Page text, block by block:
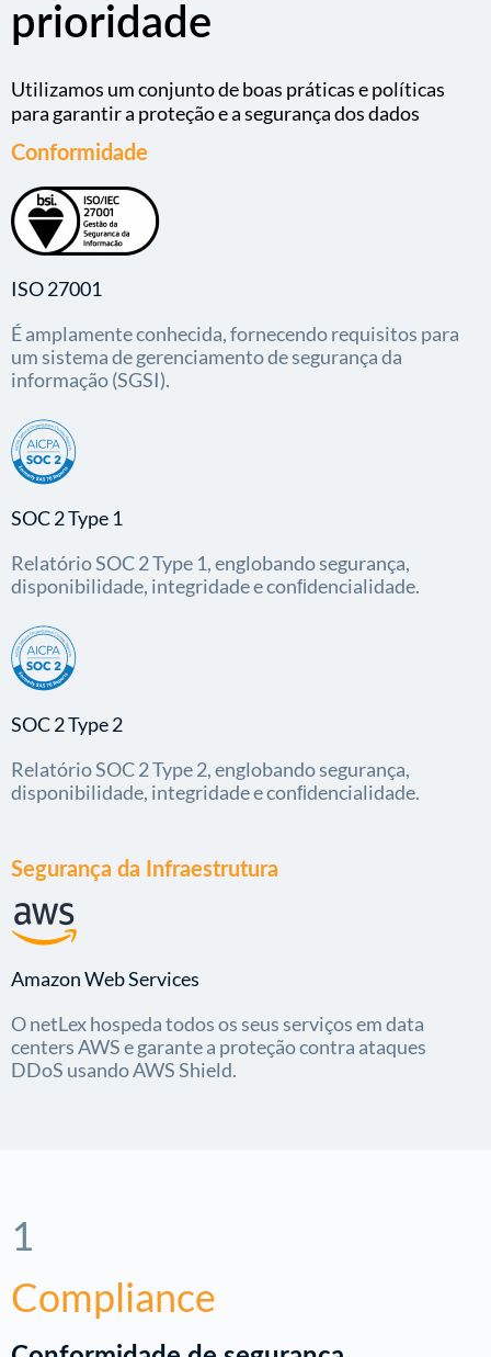
prioridade
Utilizamos um conjunto de boas práticas e políticas
para garantir a proteção e a segurança dos dados
Conformidade
ISO 27001
É amplamente conhecida, fornecendo requisitos para
um sistema de gerenciamento de segurança da
informação (SGSI).
SOC 2 Type 1
Relatório SOC 2 Type 1, englobando segurança,
disponibilidade, integridade e conﬁdencialidade.
SOC 2 Type 2
Relatório SOC 2 Type 2, englobando segurança,
disponibilidade, integridade e conﬁdencialidade.
Segurança da Infraestrutura
Amazon Web Services
O netLex hospeda todos os seus serviços em data
centers AWS e garante a proteção contra ataques
DDoS usando AWS Shield.
1
Compliance